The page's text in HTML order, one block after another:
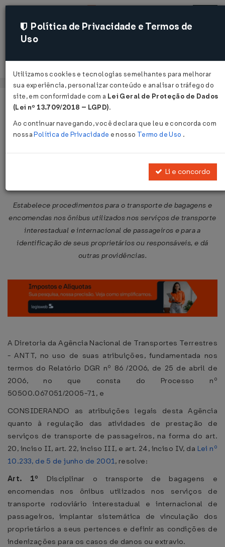
Acessar
Página Inicial Legislações
Resolução ANTT nº 1.432 de
Estabelece procedimentos para o transporte de bagagens e
encomendas nos ônibus utilizados nos serviços de transporte
interestadual e internacional de passageiros e para a
identificação de seus proprietários ou responsáveis, e dá
outras providências.
A Diretoria da Agência Nacional de Transportes Terrestres
- ANTT, no uso de suas atribuições, fundamentada nos
termos do Relatório DGR nº 86 /2006, de 25 de abril de
2006, no que consta do Processo nº
50500.067051/2005-71, e
CONSIDERANDO as atribuições legais desta Agência
quanto à regulação das atividades de prestação de
serviços de transporte de passageiros, na forma do art.
20, inciso II, art. 22, inciso III, e art. 24, inciso IV, da Lei nº
10.233, de 5 de junho de 2001, resolve:
Art. 1º Disciplinar o transporte de bagagens e
encomendas nos ônibus utilizados nos serviços de
transporte rodoviário interestadual e internacional de
passageiros, implantar sistemática de vinculação dos
proprietários a seus pertences e definir as condições de
indenizações para os casos de danos ou extravio.
Política de Privacidade e Termos de
Uso
Utilizamos cookies e tecnologias semelhantes para melhorar
sua experiência, personalizar conteúdo e analisar o tráfego do
site, em conformidade com a Lei Geral de Proteção de Dados
(Lei nº 13.709/2018 – LGPD).
Ao continuar navegando, você declara que leu e concorda com
nossaPolítica de Privacidade e nosso Termo de Uso .
Li e concordo